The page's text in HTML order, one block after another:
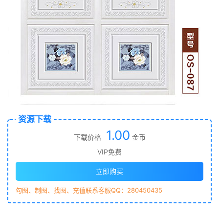
资源下载
下载价格 1.00 金币
VIP免费
立即购买
勾图、制图、找图、充值联系客服QQ：280450435